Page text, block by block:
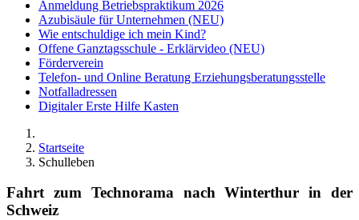
Anmeldung Betriebspraktikum 2026
Azubisäule für Unternehmen (NEU)
Wie entschuldige ich mein Kind?
Offene Ganztagsschule - Erklärvideo (NEU)
Förderverein
Telefon- und Online Beratung Erziehungsberatungsstelle
Notfalladressen
Digitaler Erste Hilfe Kasten
Startseite
Schulleben
Fahrt zum Technorama nach Winterthur in der
Schweiz